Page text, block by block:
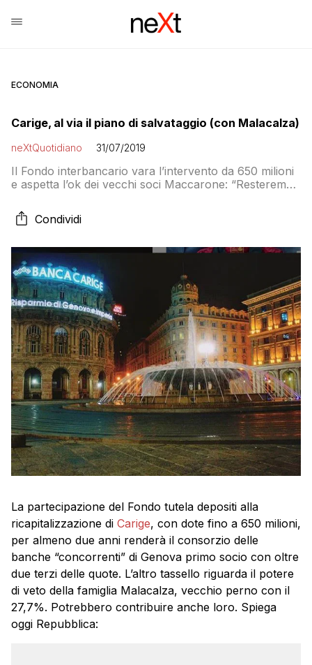
ECONOMIA
Carige, al via il piano di salvataggio (con Malacalza)
neXtQuotidiano 31/07/2019
Il Fondo interbancario vara l’intervento da 650 milioni
e aspetta l’ok dei vecchi soci Maccarone: “Resteremo
Ccb
Condividi
La partecipazione del Fondo tutela depositi alla
ricapitalizzazione di Carige, con dote fino a 650 milioni,
per almeno due anni renderà il consorzio delle
banche “concorrenti” di Genova primo socio con oltre
due terzi delle quote. L’altro tassello riguarda il potere
di veto della famiglia Malacalza, vecchio perno con il
27,7%. Potrebbero contribuire anche loro. Spiega
oggi Repubblica: